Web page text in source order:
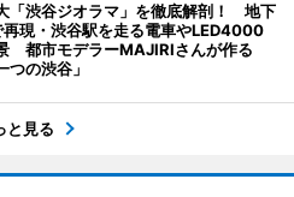
「渋谷ジオラマ」を徹底解剖！ 地下
再現・渋谷駅を走る電車やLED4000
都市モデラーMAJIRIさんが作る
つの渋谷」
と見る